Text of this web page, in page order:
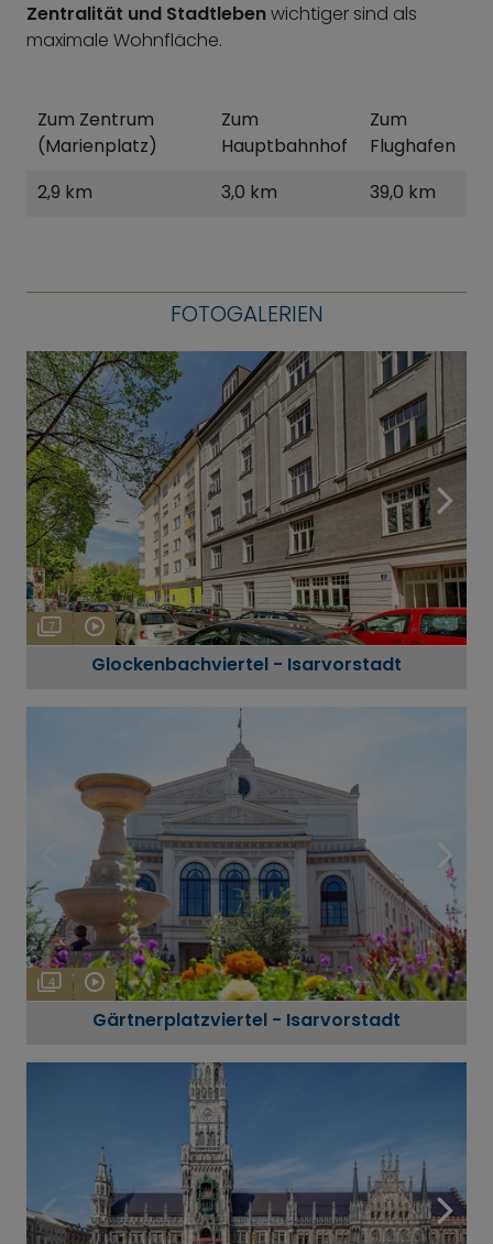
Zentralität und Stadtlebenwichtiger sind als
maximale Wohnfläche.
Zum Zentrum
(Marienplatz)
Zum
Hauptbahnhof
Zum
Flughafen
2,9 km
3,0 km 39,0 km
FOTOGALERIEN
7
Glockenbachviertel - Isarvorstadt
4
Gärtnerplatzviertel - Isarvorstadt